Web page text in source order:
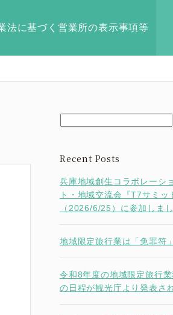
法に基づく営業所の表示事項等
Recent Posts
兵庫地域創生コラボレーシ
ト・地域交流会『T7サミッ
（2026/6/25）に参加しま
地域限定旅行業は「免罪符
令和8年度の地域限定旅行
の日程が観光庁より発表さ